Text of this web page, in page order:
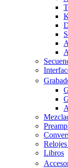
Libros